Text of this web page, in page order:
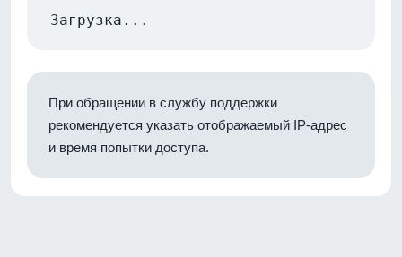
Загрузка...
При обращении в службу поддержки
рекомендуется указать отображаемый IP-адрес
и время попытки доступа.